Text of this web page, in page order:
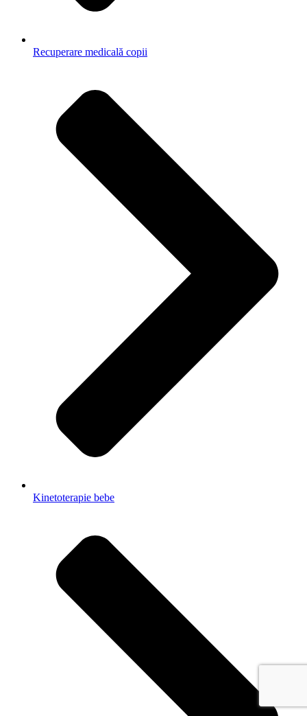
Recuperare medicală copii
Kinetoterapie bebe